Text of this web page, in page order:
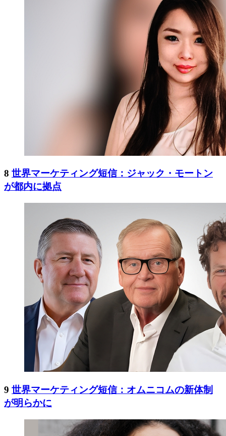
8 世界マーケティング短信：ジャック・モートン
が都内に拠点
9 世界マーケティング短信：オムニコムの新体制
が明らかに